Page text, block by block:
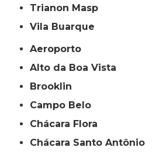
Trianon Masp
Vila Buarque
Aeroporto
Alto da Boa Vista
Brooklin
Campo Belo
Chácara Flora
Chácara Santo Antônio